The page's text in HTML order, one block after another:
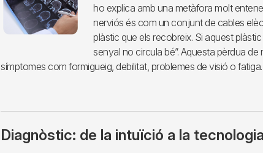
ho explica amb una metàfora molt
nerviós és com un conjunt de cables
plàstic que els recobreix. Si aquest
senyal no circula bé”. Aquesta pèrdua
símptomes com formigueig, debilitat, problemes de visió o fatiga.
Diagnòstic: de la intuïció a la tecnologia